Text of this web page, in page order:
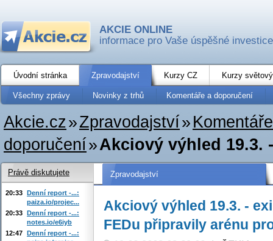
AKCIE ONLINE
informace pro Vaše úspěšné investice
Úvodní stránka Zpravodajství Kurzy CZ Kurzy
Všechny zprávy Novinky z trhů Komentáře a doporučení
Akcie.cz»Zpravodajství»
doporučení»Akciový výhled 19.3.
Zpravodajství
Akciový výhled 19.3. -
FEDu připravily arénu
Právě diskutujete
20:33 Denní report -...:
paiza.io/projec...
20:33 Denní report -...:
notes.io/e6iyb
12:47 Denní report -...: